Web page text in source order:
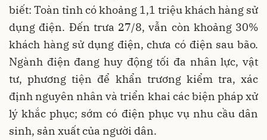
biết: Toàn tỉnh có khoảng 1,1 triệu khách hàng sử
dụng điện. Đến trưa 27/8, vẫn còn khoảng 30%
khách hàng sử dụng điện, chưa có điện sau bão.
Ngành điện đang huy động tối đa nhân lực, vật
tư, phương tiện để khẩn trương kiểm tra, xác
định nguyên nhân và triển khai các biện pháp xử
lý khắc phục; sớm có điện phục vụ nhu cầu dân
sinh, sản xuất của người dân.